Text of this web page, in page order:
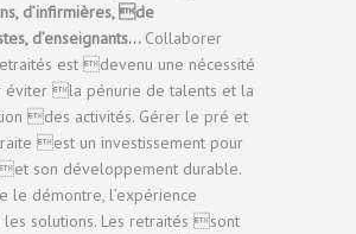
d’infirmières, de
d’enseignants… Collaborer
est devenu une nécessité
éviter la pénurie de talents et la
des activités. Gérer le pré et
est un investissement pour
son développement durable.
le démontre, l’expérience
solutions. Les retraités sont